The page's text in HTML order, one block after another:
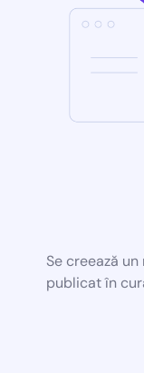
Se creează
publicat în